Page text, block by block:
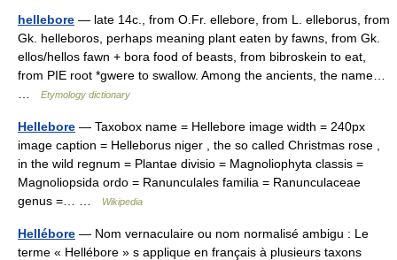
hellebore — late 14c., from O.Fr. ellebore, from L. elleborus, from
Gk. helleboros, perhaps meaning plant eaten by fawns, from Gk.
ellos/hellos fawn + bora food of beasts, from bibroskein to eat,
from PIE root *gwere to swallow. Among the ancients, the name…
Etymology dictionary
Hellebore — Taxobox name = Hellebore image width = 240px
image caption = Helleborus niger , the so called Christmas rose ,
in the wild regnum = Plantae divisio = Magnoliophyta classis =
Magnoliopsida ordo = Ranunculales familia = Ranunculaceae
genus =… …
Wikipedia
Hellébore — Nom vernaculaire ou nom normalisé ambigu : Le
terme « Hellébore » s applique en français à plusieurs taxons